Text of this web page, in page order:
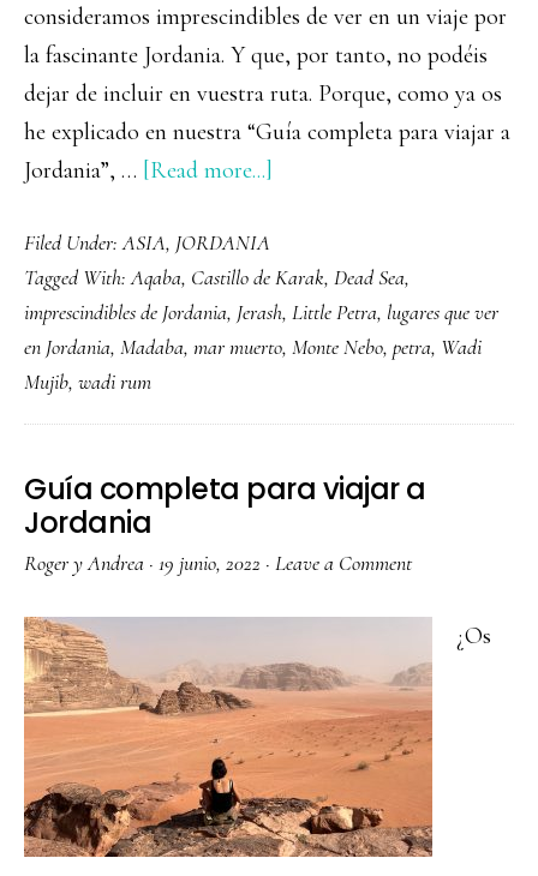
consideramos imprescindibles de ver en un viaje por
la fascinante Jordania. Y que, por tanto, no podéis
dejar de incluir en vuestra ruta. Porque, como ya os
he explicado en nuestra “Guía completa para viajar a
Jordania”, … [Read more...]
imprescindibles
que
ver
Filed Under:ASIA, JORDANIA
Tagged With:Aqaba, Castillo de Karak, Dead Sea,
imprescindibles de Jordania, Jerash, Little Petra, lugares que ver
en Jordania, Madaba, mar muerto, Monte Nebo, petra, Wadi
Mujib, wadi rum
Guía completa para viajar a
Jordania
Roger y Andrea · 19 junio, 2022 · Leave a Comment
¿Os